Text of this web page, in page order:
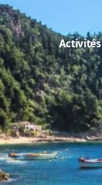
Activités